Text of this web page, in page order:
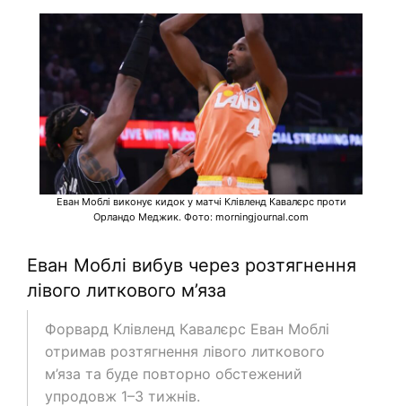
Еван Моблі виконує кидок у матчі Клівленд Кавалєрс проти
Орландо Меджик. Фото: morningjournal.com
Еван Моблі вибув через розтягнення
лівого литкового м’яза
Форвард Клівленд Кавалєрс Еван Моблі
отримав розтягнення лівого литкового
м’яза та буде повторно обстежений
упродовж 1–3 тижнів.